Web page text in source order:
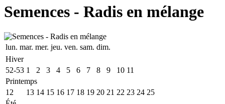
Semences - Radis en mélange
lun. mar. mer. jeu. ven. sam. dim.
Hiver
52-53 1 2 3 4 5 6 7 8 9 10 11
Printemps
12
13 14 15 16 17 18 19 20 21 22 23 24 25